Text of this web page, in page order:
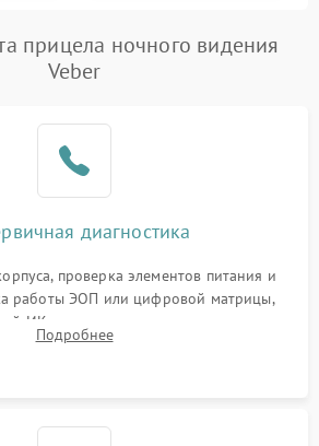
прицела ночного видения
Veber
диагностика
проверка элементов питания и
работы ЭОП или цифровой матрицы,
ИК-подсветки и механизма выверки
Выявление видимых дефектов оптики и
Подробнее